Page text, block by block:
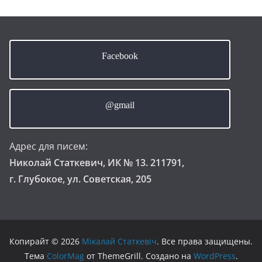
Facebook
@gmail
Адрес для писем:
Николай Статкевич, ИК № 13. 211791,
г. Глубокое, ул. Советская, 205
Копирайт © 2026 Мікалай Статкевіч. Все права защищены.
Тема ColorMagот ThemeGrill. Создано на WordPress.